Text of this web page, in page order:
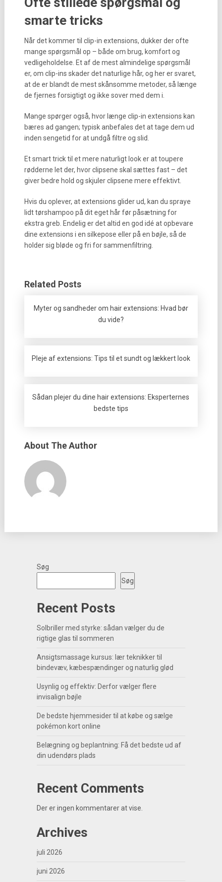
smarte tricks
Når det kommer til clip-in extensions, dukker der ofte
mange spørgsmål op – både om brug, komfort og
vedligeholdelse. Et af de mest almindelige spørgsmål
er, om clip-ins skader det naturlige hår, og her er svaret,
at de er blandt de mest skånsomme metoder, så længe
de fjernes forsigtigt og ikke sover med dem i.
Mange spørger også, hvor længe clip-in extensions kan
bæres ad gangen; typisk anbefales det at tage dem ud
inden sengetid for at undgå filtre og slid.
Et smart trick til et mere naturligt look er at toupere
rødderne let der, hvor clipsene skal sættes fast – det
giver bedre hold og skjuler clipsene mere effektivt.
Hvis du oplever, at extensions glider ud, kan du spraye
lidt tørshampoo på dit eget hår før påsætning for
ekstra greb. Endelig er det altid en god idé at opbevare
dine extensions i en silkepose eller på en bøjle, så de
holder sig bløde og fri for sammenfiltring.
Related Posts
Myter og sandheder om hair extensions: Hvad bør
du vide?
Pleje af extensions: Tips til et sundt og lækkert look
Sådan plejer du dine hair extensions: Eksperternes
bedste tips
About The Author
Søg
Søg
Recent Posts
Solbriller med styrke: sådan vælger du de
rigtige glas til sommeren
Ansigtsmassage kursus: lær teknikker til
bindevæv, kæbespændinger og naturlig glød
Usynlig og effektiv: Derfor vælger flere
invisalign bøjle
De bedste hjemmesider til at købe og sælge
pokémon kort online
Belægning og beplantning: Få det bedste ud af
din udendørs plads
Recent Comments
Der er ingen kommentarer at vise.
Archives
juli 2026
juni 2026